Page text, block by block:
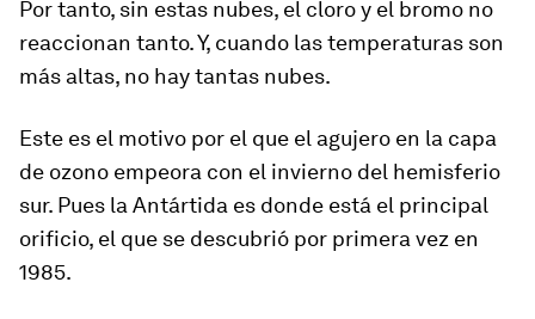
Por tanto, sin estas nubes, el cloro y el bromo no
reaccionan tanto. Y, cuando las temperaturas son
más altas, no hay tantas nubes.
Este es el motivo por el que el agujero en la capa
de ozono empeora con el invierno del hemisferio
sur. Pues la Antártida es donde está el principal
orificio, el que se descubrió por primera vez en
1985.